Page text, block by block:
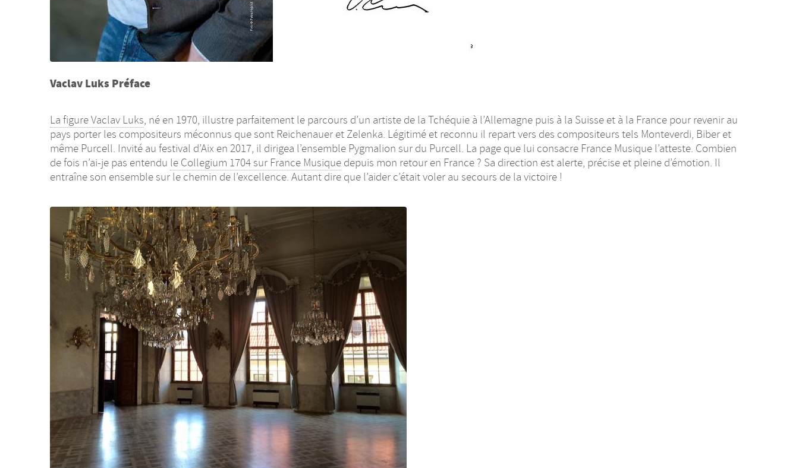
Vaclav Luks Préface
La figure Vaclav Luks, né en 1970, illustre parfaitement le parcours d’un artiste de la Tchéquie à l’Allemagne puis à la Suisse et à la France pour revenir au
pays porter les compositeurs méconnus que sont Reichenauer et Zelenka. Légitimé et reconnu il repart vers des compositeurs tels Monteverdi, Biber et
même Purcell. Invité au festival d’Aix en 2017, il dirigea l’ensemble Pygmalion sur du Purcell. La page que lui consacre France Musique l’atteste. Combien
de fois n’ai-je pas entendu le Collegium 1704 sur France Musiquedepuis mon retour en France ? Sa direction est alerte, précise et pleine d’émotion. Il
entraîne son ensemble sur le chemin de l’excellence. Autant dire que l’aider c’était voler au secours de la victoire !